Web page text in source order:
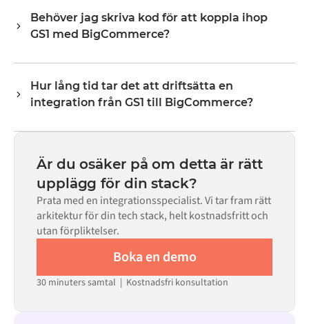
inkluderar poster som ordrar, produkter, kunder,
lagernivåer, priser och statusuppdateringar. Alumios
data anländer i det format som varje system förväntar
Behöver jag skriva kod för att koppla ihop
GS1 med BigCommerce?
Marketplace konfigurerar du integrationen via ett visuellt
gränssnitt utan att skriva egen kod, inklusive
kod finns tillgänglig i de fall där konfigurationen inte
Hur lång tid tar det att driftsätta en
integration från GS1 till BigCommerce?
beroende på komplexiteten i datamappningen, antalet
flöden som krävs och din interna granskningsprocess.
För många system finns färdiga kopplingar tillgängliga i
Alumio Marketplace, vilket avsevärt minskar
installationstiden.
Är du osäker på om detta är rätt
upplägg för din stack?
Prata med en integrationsspecialist. Vi tar fram rätt
arkitektur för din tech stack, helt kostnadsfritt och
utan förpliktelser.
Boka en demo
30 minuters samtal | Kostnadsfri konsultation